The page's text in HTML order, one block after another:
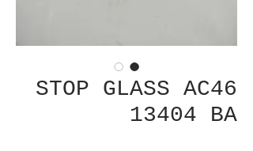
STOP GLASS AC46
13404 BA